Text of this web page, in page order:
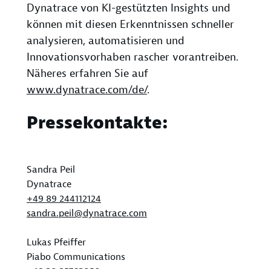
Dynatrace von KI-gestützten Insights und
können mit diesen Erkenntnissen schneller
analysieren, automatisieren und
Innovationsvorhaben rascher vorantreiben.
Näheres erfahren Sie auf
www.dynatrace.com/de/.
Pressekontakte:
Sandra Peil
Dynatrace
+49 89 244112124
sandra.peil@dynatrace.com
Lukas Pfeiffer
Piabo Communications